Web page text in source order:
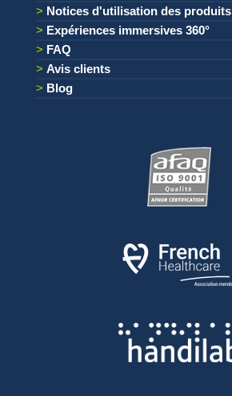
Notices d'utilisation des produits
Expériences immersives 360°
FAQ
Avis clients
Blog